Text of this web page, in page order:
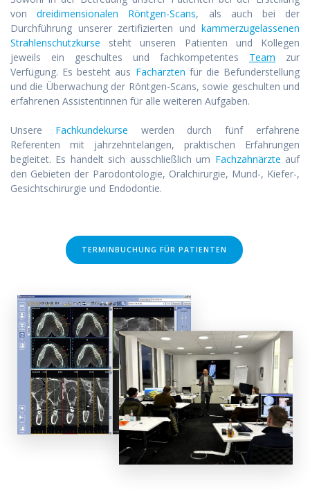
vondreidimensionalen Röntgen-Scans, als auch bei der
Durchführung unserer zertifizierten und kammerzugelassenen
Strahlenschutzkurse steht unseren Patienten und Kollegen
jeweils ein geschultes und fachkompetentes Team
zur
Verfügung. Es besteht aus Fachärzten für die Befunderstellung
und die Überwachung der Röntgen-Scans, sowie geschulten und
erfahrenen Assistentinnen für alle weiteren Aufgaben.
Unsere Fachkundekurse werden durch fünf erfahrene
Referenten mit jahrzehntelangen, praktischen Erfahrungen
begleitet. Es handelt sich ausschließlich um Fachzahnärzte auf
den Gebieten der Parodontologie, Oralchirurgie, Mund-, Kiefer-,
Gesichtschirurgie und Endodontie.
TERMINBUCHUNG FÜR PATIENTEN